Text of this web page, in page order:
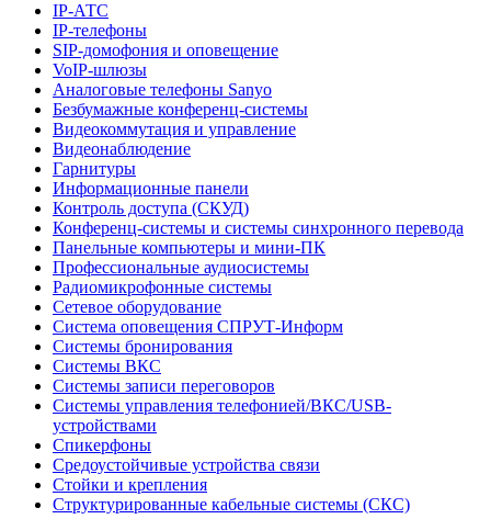
IP-АТС
IP-телефоны
SIP-домофония и оповещение
VoIP-шлюзы
Аналоговые телефоны Sanyo
Безбумажные конференц-системы
Видеокоммутация и управление
Видеонаблюдение
Гарнитуры
Информационные панели
Контроль доступа (СКУД)
Конференц-системы и системы синхронного перевода
Панельные компьютеры и мини-ПК
Профессиональные аудиосистемы
Радиомикрофонные системы
Сетевое оборудование
Система оповещения СПРУТ-Информ
Системы бронирования
Системы ВКС
Системы записи переговоров
Системы управления телефонией/ВКС/USB-
устройствами
Спикерфоны
Средоустойчивые устройства связи
Стойки и крепления
Структурированные кабельные системы (СКС)